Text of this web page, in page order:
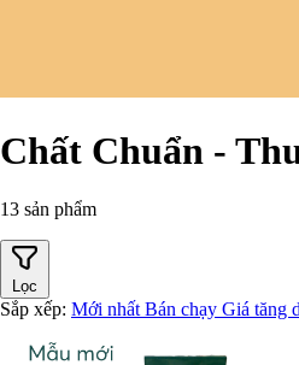
Chất Chuẩn -
13 sản phẩm
Lọc
Sắp xếp: Mới nhất Bán chạy Giá tăng